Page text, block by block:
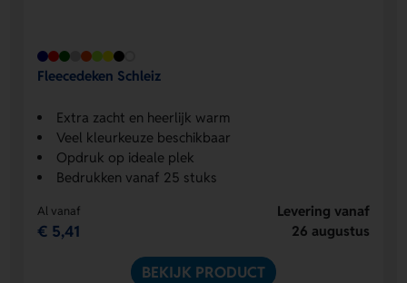
Fleecedeken Schleiz
Extra zacht en heerlijk warm
Veel kleurkeuze beschikbaar
Opdruk op ideale plek
Bedrukken vanaf 25 stuks
Al vanaf
€ 5,41
Levering vanaf
26 augustus
BEKIJK PRODUCT